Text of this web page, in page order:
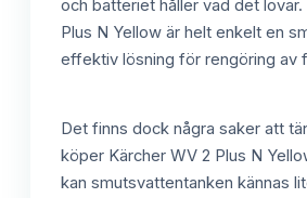
och batteriet håller vad det lovar.
Plus N Yellow är helt enkelt en
effektiv lösning för rengöring av
Det finns dock några saker att
köper Kärcher WV 2 Plus N
kan smutsvattentanken kännas